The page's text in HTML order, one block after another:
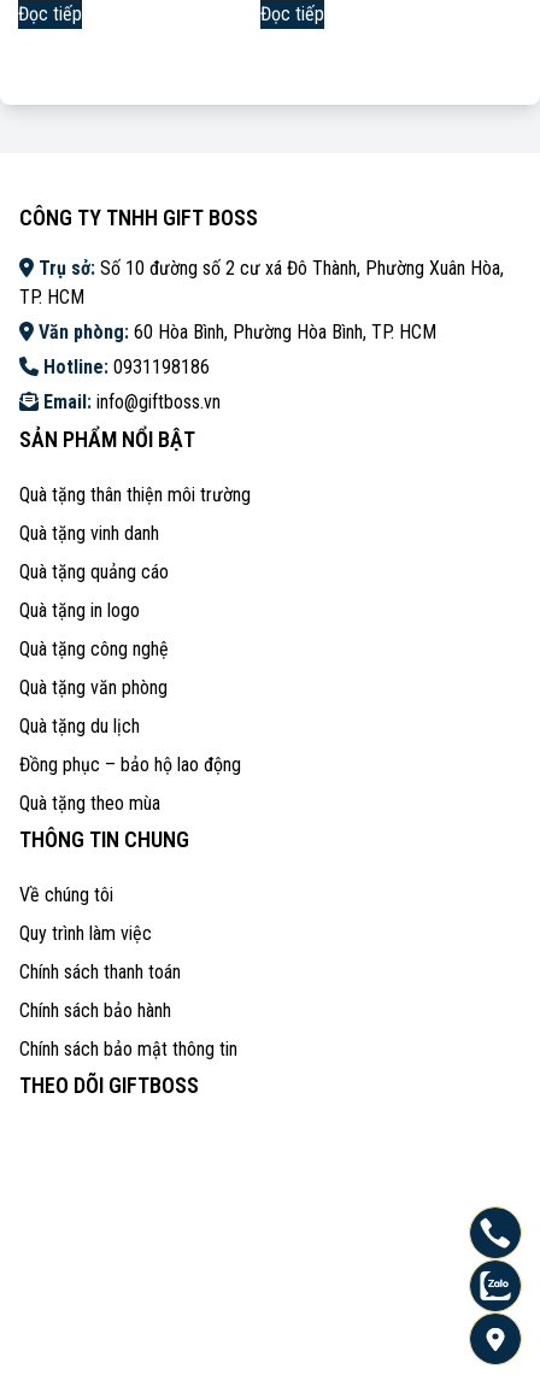
Đọc tiếp
Đọc tiếp
CÔNG TY TNHH GIFT BOSS
Trụ sở: Số 10 đường số 2 cư xá Đô Thành, Phường Xuân Hòa,
TP. HCM
Văn phòng: 60 Hòa Bình, Phường Hòa Bình, TP. HCM
Hotline: 0931198186
Email: info@giftboss.vn
SẢN PHẨM NỔI BẬT
Quà tặng thân thiện môi trường
Quà tặng vinh danh
Quà tặng quảng cáo
Quà tặng in logo
Quà tặng công nghệ
Quà tặng văn phòng
Quà tặng du lịch
Đồng phục – bảo hộ lao động
Quà tặng theo mùa
THÔNG TIN CHUNG
Về chúng tôi
Quy trình làm việc
Chính sách thanh toán
Chính sách bảo hành
Chính sách bảo mật thông tin
THEO DÕI GIFTBOSS